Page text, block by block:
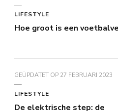
LIFESTYLE
Hoe groot is een
GEÜPDATET OP 27 FEBRUARI 2023
LIFESTYLE
De elektrische step: de